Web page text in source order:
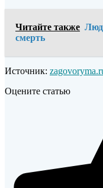
Читайте также
смерть
Источник:
Оцените статью